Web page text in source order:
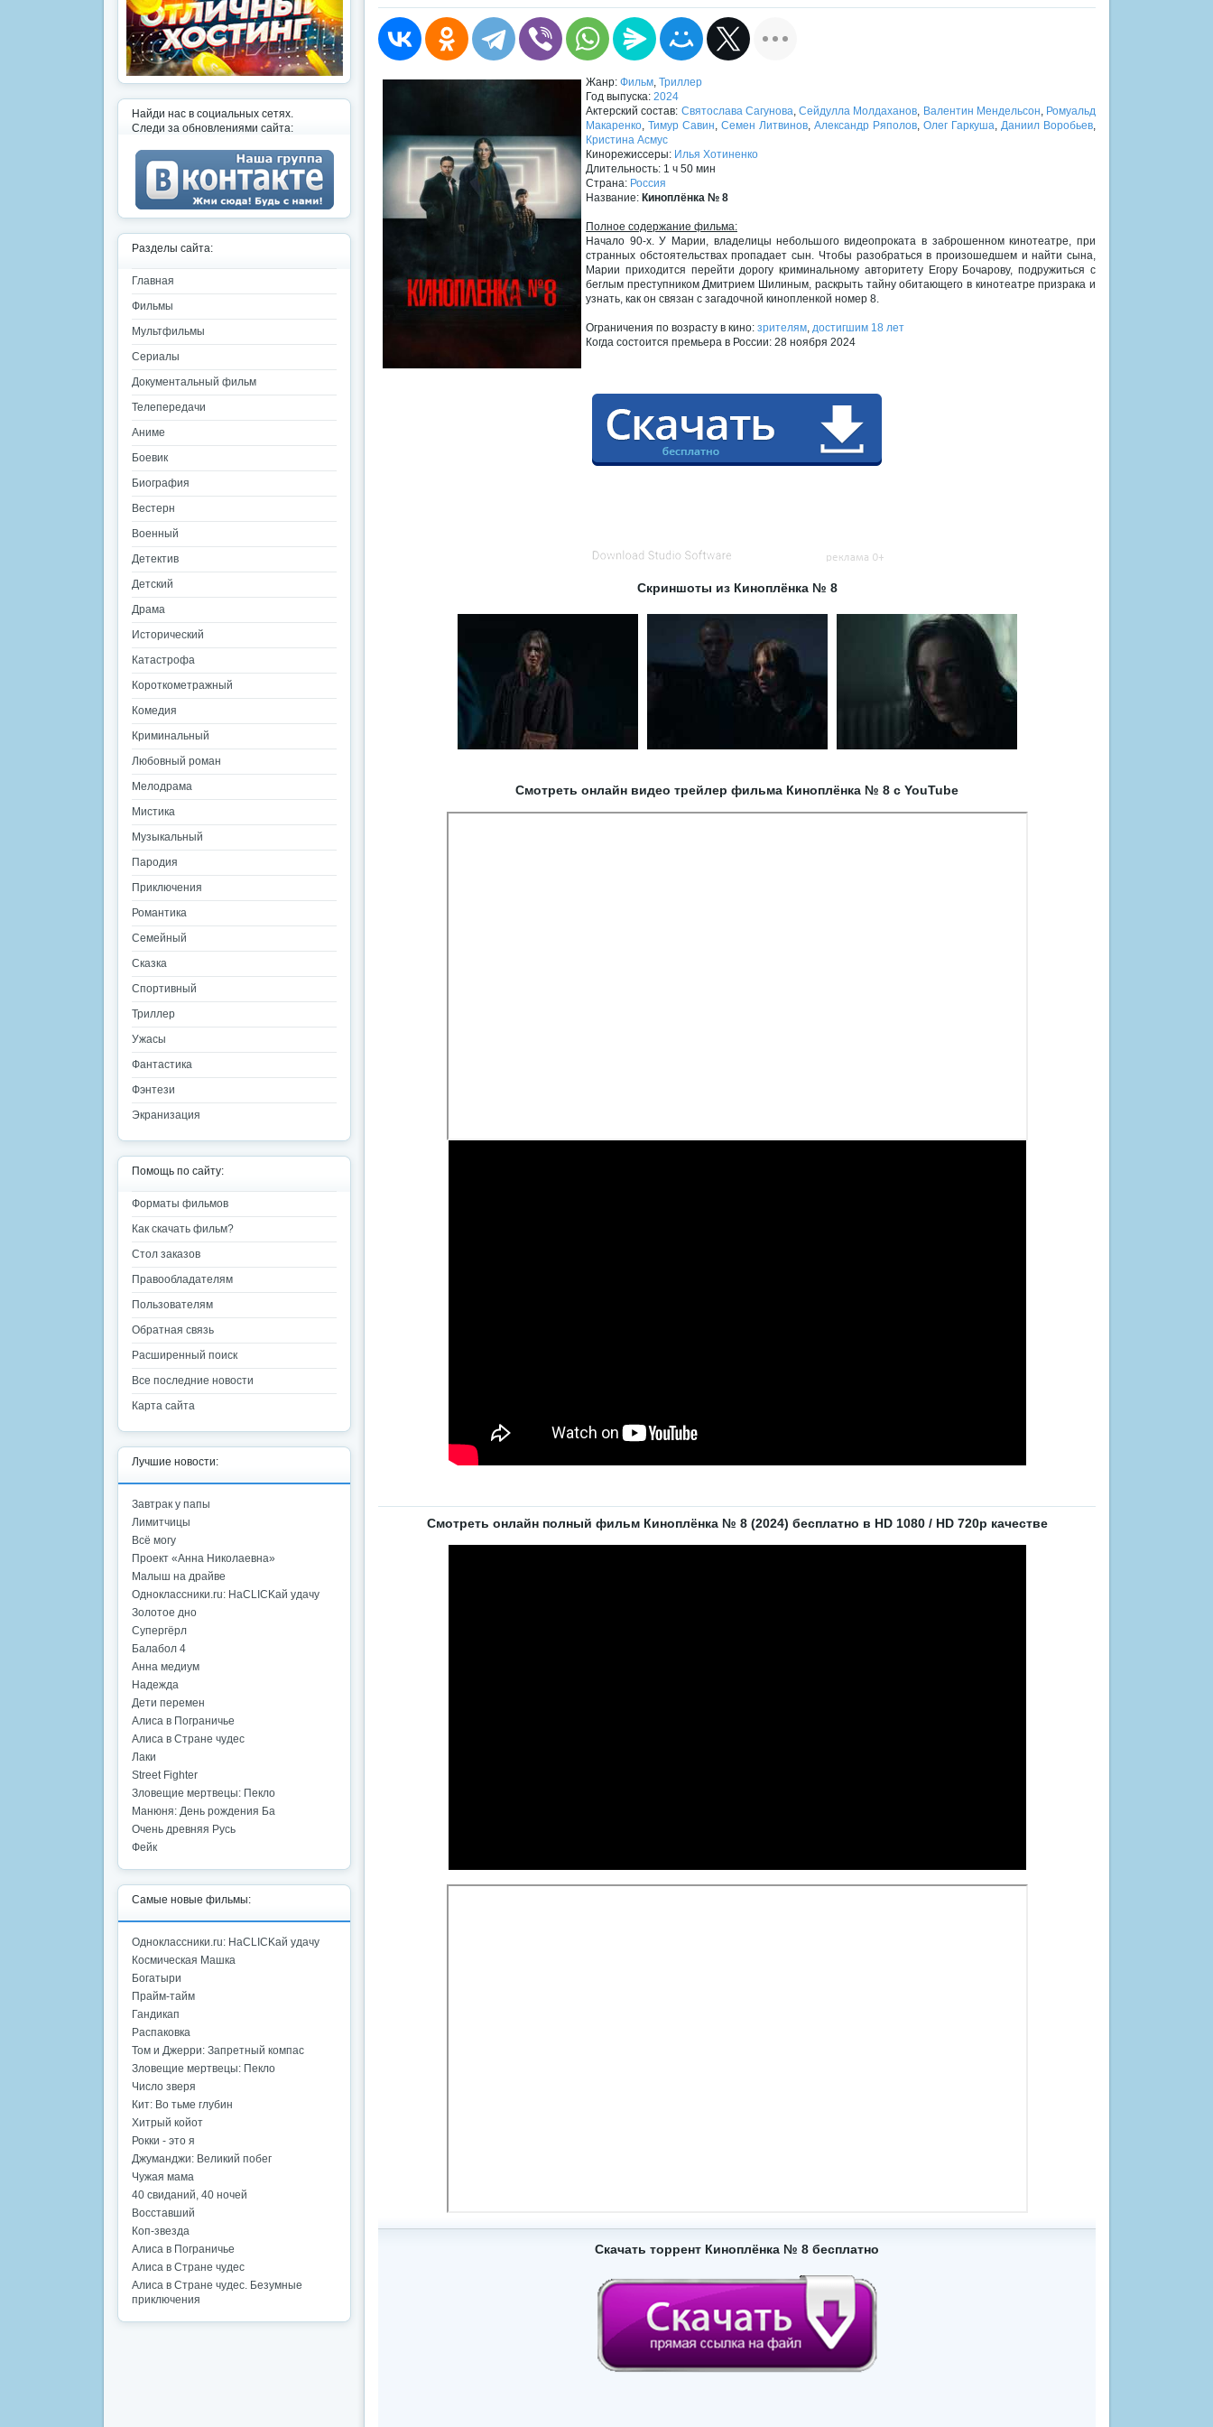
Жанр: Фильм, Триллер
Год выпуска: 2024
Актерский состав: Святослава Сагунова, Сейдулла Молдаханов, Валентин Мендельсон, Ромуальд
Макаренко, Тимур Савин, Семен Литвинов, Александр Ряполов, Олег Гаркуша, Даниил Воробьев,
Кристина Асмус
Кинорежиссеры: Илья Хотиненко
Длительность: 1 ч 50 мин
Страна: Россия
Название: Киноплёнка № 8
Полное содержание фильма:
Начало 90-х. У Марии, владелицы небольшого видеопроката в заброшенном кинотеатре, при
странных обстоятельствах пропадает сын. Чтобы разобраться в произошедшем и найти сына,
Марии приходится перейти дорогу криминальному авторитету Егору Бочарову, подружиться с
беглым преступником Дмитрием Шилиным, раскрыть тайну обитающего в кинотеатре призрака и
узнать, как он связан с загадочной кинопленкой номер 8.
Ограничения по возрасту в кино: зрителям, достигшим 18 лет
Когда состоится премьера в России: 28 ноября 2024
Скриншоты из Киноплёнка № 8
Смотреть онлайн видео трейлер фильма Киноплёнка № 8 с YouTube
Смотреть онлайн полный фильм Киноплёнка № 8 (2024) бесплатно в HD 1080 / HD 720p качестве
Скачать торрент Киноплёнка № 8 бесплатно
Найди нас в социальных сетях.
Следи за обновлениями сайта:
Разделы сайта:
Главная
Фильмы
Мультфильмы
Сериалы
Документальный фильм
Телепередачи
Аниме
Боевик
Биография
Вестерн
Военный
Детектив
Детский
Драма
Исторический
Катастрофа
Короткометражный
Комедия
Криминальный
Любовный роман
Мелодрама
Мистика
Музыкальный
Пародия
Приключения
Романтика
Семейный
Сказка
Спортивный
Триллер
Ужасы
Фантастика
Фэнтези
Экранизация
Помощь по сайту:
Форматы фильмов
Как скачать фильм?
Стол заказов
Правообладателям
Пользователям
Обратная связь
Расширенный поиск
Все последние новости
Карта сайта
Лучшие новости:
Завтрак у папы
Лимитчицы
Всё могу
Проект «Анна Николаевна»
Малыш на драйве
Одноклассники.ru: НаCLICKай удачу
Золотое дно
Супергёрл
Балабол 4
Анна медиум
Надежда
Дети перемен
Алиса в Пограничье
Алиса в Стране чудес
Лаки
Street Fighter
Зловещие мертвецы: Пекло
Манюня: День рождения Ба
Очень древняя Русь
Фейк
Самые новые фильмы:
Одноклассники.ru: НаCLICKай удачу
Космическая Машка
Богатыри
Прайм-тайм
Гандикап
Распаковка
Том и Джерри: Запретный компас
Зловещие мертвецы: Пекло
Число зверя
Кит: Во тьме глубин
Хитрый койот
Рокки - это я
Джуманджи: Великий побег
Чужая мама
40 свиданий, 40 ночей
Восставший
Коп-звезда
Алиса в Пограничье
Алиса в Стране чудес
Алиса в Стране чудес. Безумные
приключения